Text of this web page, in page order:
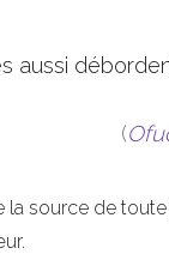
aussi
(
la source de